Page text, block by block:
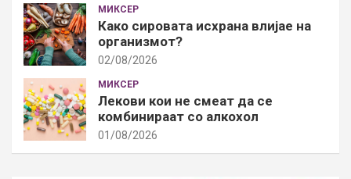
МИКСЕР
Како сировата исхрана влијае на
организмот?
02/08/2026
МИКСЕР
Лекови кои не смеат да се
комбинираат со алкохол
01/08/2026